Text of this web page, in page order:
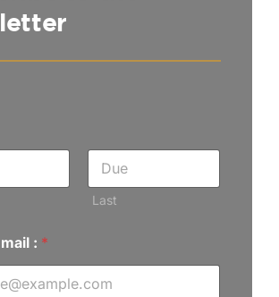
Last
: *